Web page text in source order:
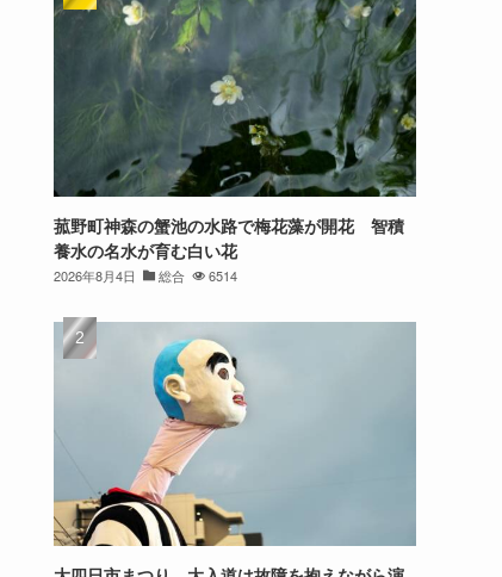
菰野町神森の蟹池の水路で梅花藻が開花 智積
養水の名水が育む白い花
2026年8月4日 総合 6514